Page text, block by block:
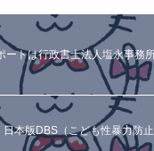
ートは行政書士法人塩永事務
日本版DBS（こども性暴力防